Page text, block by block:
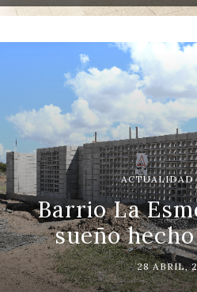
ACTUALIDAD
Barrio La
sueño
28 ABRIL,